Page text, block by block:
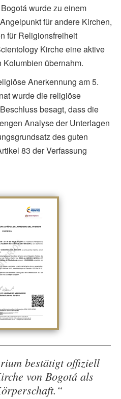
wurde zu einem
für andere Kirchen,
für Religionsfreiheit
Kirche eine aktive
übernahm.
Anerkennung am 5.
wurde die religiöse
besagt, dass die
Analyse der Unterlagen
des guten
83 der Verfassung
bestätigt offiziell
von Bogotá als